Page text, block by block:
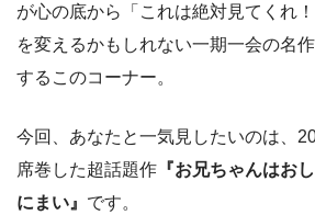
が心の底から「これは絶対見てくれ
を変えるかもしれない一期一会の名
するこのコーナー。
今回、あなたと一気見したいのは、
席巻した超話題作 『お兄ちゃんはお
にまい』 です。